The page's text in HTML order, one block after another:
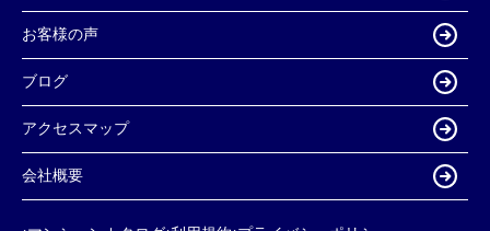
お客様の声
ブログ
アクセスマップ
会社概要